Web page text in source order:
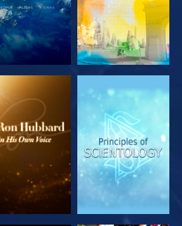
UTFORSKA
SERIEN
UTFORSKA
SERIEN